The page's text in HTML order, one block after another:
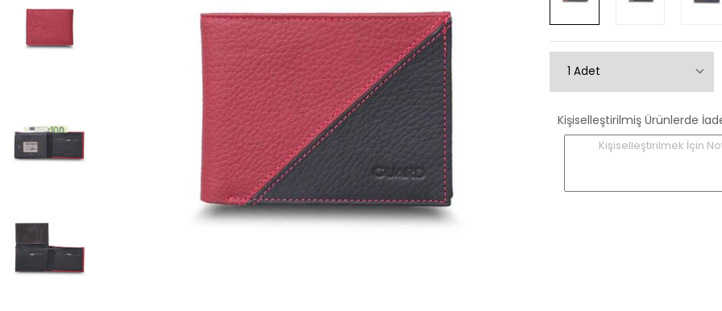
Kişiselleştirilmiş Ürünlerde
Kişiselleştirilmek İçin